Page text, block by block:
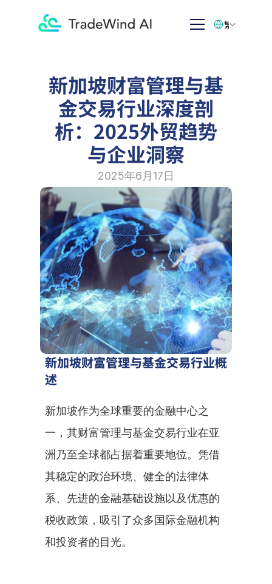
新加坡财富管理与基
金交易行业深度剖
析：2025外贸趋势
与企业洞察
2025年6月17日
新加坡财富管理与基金交易行业概
述
新加坡作为全球重要的金融中心之
一，其财富管理与基金交易行业在亚
洲乃至全球都占据着重要地位。凭借
其稳定的政治环境、健全的法律体
系、先进的金融基础设施以及优惠的
税收政策，吸引了众多国际金融机构
和投资者的目光。
繁体中文